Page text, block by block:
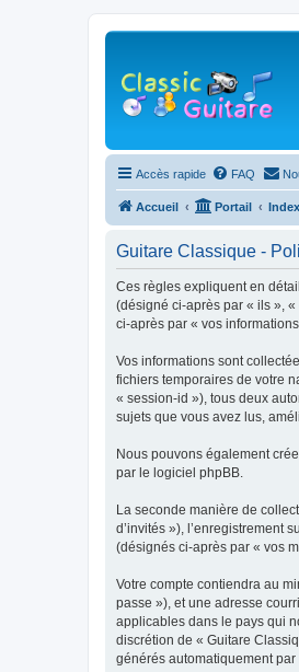
Accès rapide FAQ
Accueil Portail
Guitare Classique -
Ces règles expliquent en
(désigné ci-après par « ils »,
ci-après par « vos
Vos informations sont
fichiers temporaires de votre
« session-id »), tous deux
sujets que vous avez lus,
Nous pouvons également
par le logiciel phpBB.
La seconde manière de
d’invités »), l’enregistrement
(désignés ci-après par « vos
Votre compte contiendra au
passe »), et une adresse
applicables dans le pays qui
discrétion de « Guitare
générés automatiquement